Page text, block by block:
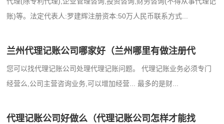
账)等。法定代表人:罗建辉注册资本:50万人民币联系方式...
兰州代理记账公司哪家好（兰州哪里有做注册代
您可以找代理记账公司处理代理记账问题。 代理记账业务必须专门
经营么,公司主营咨询业务,可以增加经营... 最多的是财...
代理记账公司好做么（代理记账公司怎样才能找